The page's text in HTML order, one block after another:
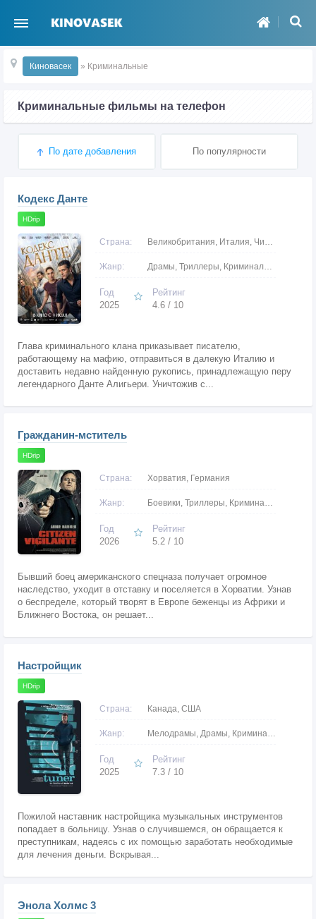
Киновасек » Криминальные
Криминальные фильмы на телефон
По дате добавления По популярности
Кодекс Данте
HDrip
Страна: Великобритания, Италия, Чили, США
Жанр: Драмы, Триллеры, Криминальные, Детективы
Год
2025
Рейтинг
4.6 / 10
Глава криминального клана приказывает писателю,
работающему на мафию, отправиться в далекую Италию и
доставить недавно найденную рукопись, принадлежащую перу
легендарного Данте Алигьери. Уничтожив с...
Гражданин-мститель
HDrip
Страна: Хорватия, Германия
Жанр: Боевики, Триллеры, Криминальные
Год
2026
Рейтинг
5.2 / 10
Бывший боец американского спецназа получает огромное
наследство, уходит в отставку и поселяется в Хорватии. Узнав
о беспределе, который творят в Европе беженцы из Африки и
Ближнего Востока, он решает...
Настройщик
HDrip
Страна: Канада, США
Жанр: Мелодрамы, Драмы, Криминальные
Год
2025
Рейтинг
7.3 / 10
Пожилой наставник настройщика музыкальных инструментов
попадает в больницу. Узнав о случившемся, он обращается к
преступникам, надеясь с их помощью заработать необходимые
для лечения деньги. Вскрывая...
Энола Холмс 3